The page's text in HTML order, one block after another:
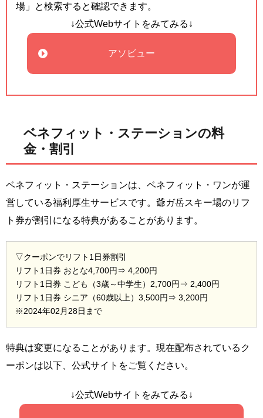
場」と検索すると確認できます。
↓公式Webサイトをみてみる↓
アソビュー
ベネフィット・ステーションの料
金・割引
ベネフィット・ステーションは、ベネフィット・ワンが運
営している福利厚生サービスです。爺ガ岳スキー場のリフ
ト券が割引になる特典があることがあります。
▽クーポンでリフト1日券割引
リフト1日券 おとな4,700円⇒ 4,200円
リフト1日券 こども（3歳～中学生）2,700円⇒ 2,400円
リフト1日券 シニア（60歳以上）3,500円⇒ 3,200円
※2024年02月28日まで
特典は変更になることがあります。現在配布されているク
ーポンは以下、公式サイトをご覧ください。
↓公式Webサイトをみてみる↓